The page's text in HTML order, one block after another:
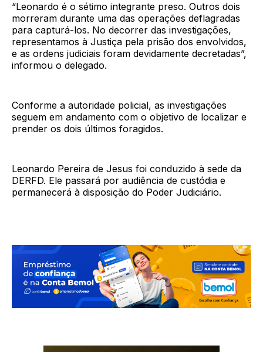
“Leonardo é o sétimo integrante preso. Outros dois
morreram durante uma das operações deflagradas
para capturá-los. No decorrer das investigações,
representamos à Justiça pela prisão dos envolvidos,
e as ordens judiciais foram devidamente decretadas”,
informou o delegado.
Conforme a autoridade policial, as investigações
seguem em andamento com o objetivo de localizar e
prender os dois últimos foragidos.
Leonardo Pereira de Jesus foi conduzido à sede da
DERFD. Ele passará por audiência de custódia e
permanecerá à disposição do Poder Judiciário.